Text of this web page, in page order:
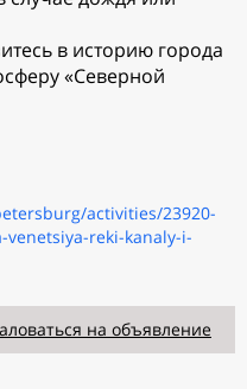
в историю города
«Северной
activities/23920-
reki-kanaly-i-
на объявление